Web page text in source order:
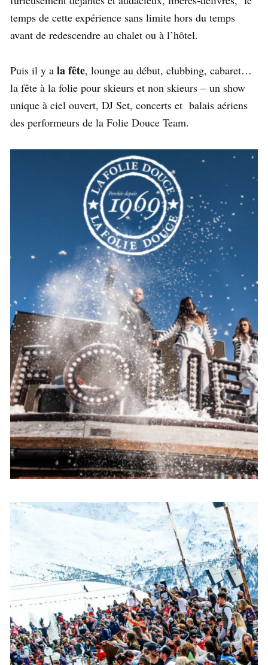
temps de cette expérience sans limite hors du temps
avant de redescendre au chalet ou à l’hôtel.
Puis il y a la fête, lounge au début, clubbing, cabaret…
la fête à la folie pour skieurs et non skieurs – un show
unique à ciel ouvert, DJ Set, concerts et balais aériens
des performeurs de la Folie Douce Team.